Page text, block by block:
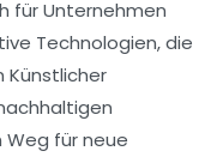
für Unternehmen
Technologien, die
Künstlicher
Weg für neue